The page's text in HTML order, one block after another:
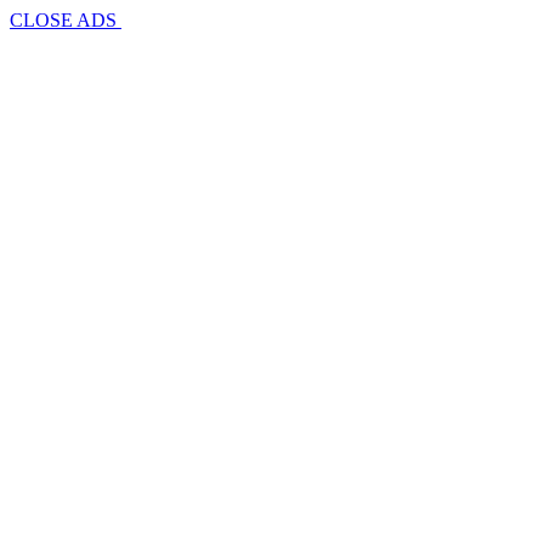
CLOSE ADS